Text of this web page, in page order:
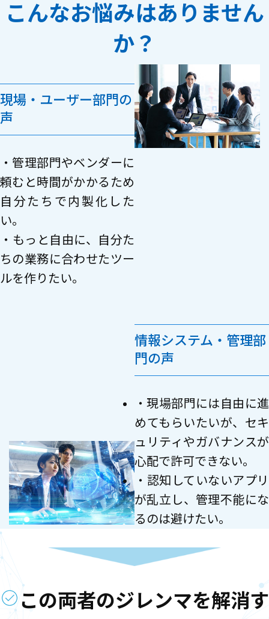
こんなお悩みはありません
か？
現場・ユーザー部門の
声
・管理部門やベンダーに
頼むと時間がかかるため
自分たちで内製化した
い。
・もっと自由に、自分た
ちの業務に合わせたツー
ルを作りたい。
情報システム・管理部
門の声
・現場部門には自由に進
めてもらいたいが、セキ
ュリティやガバナンスが
心配で許可できない。
・認知していないアプリ
が乱立し、管理不能にな
るのは避けたい。
この両者のジレンマを解消す